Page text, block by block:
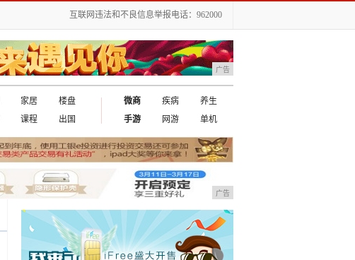
互联网违法和不良信息举报电话：962000
广告
家居
楼盘
课程 出国
微商 疾病
养生
手游
网游 单机
广告